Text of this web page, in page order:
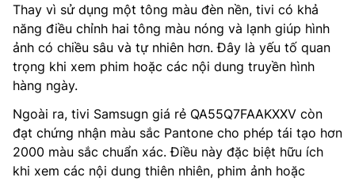
Thay vì sử dụng một tông màu đèn nền, tivi có khả
năng điều chỉnh hai tông màu nóng và lạnh giúp hình
ảnh có chiều sâu và tự nhiên hơn. Đây là yếu tố quan
trọng khi xem phim hoặc các nội dung truyền hình
hàng ngày.
Ngoài ra, tivi Samsugn giá rẻ QA55Q7FAAKXXV còn
đạt chứng nhận màu sắc Pantone cho phép tái tạo hơn
2000 màu sắc chuẩn xác. Điều này đặc biệt hữu ích
khi xem các nội dung thiên nhiên, phim ảnh hoặc